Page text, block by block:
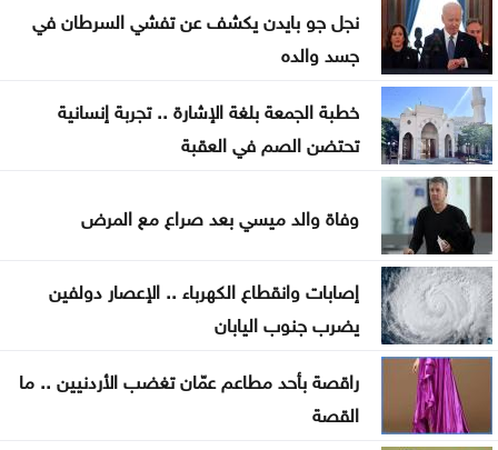
تجارة عمّان: أسعار المستلزمات المدرسية مستقرة
ومتوافرة بكثرة
مليوناً
تحذيرات أمنية من مواكب المركبات بالتزامن مع إعلان
نتائج التوجيهي
جيش الاحتلال يواصل نسف المنازل واستهداف خيام
النازحين بغزة
الاحتلال يوسّع الاستيطان بإقرار 627 وحدة جديدة برام
الله والبيرة
نجل جو بايدن يكشف عن تفشي السرطان في
جسد والده
خطبة الجمعة بلغة الإشارة .. تجربة إنسانية
تحتضن الصم في العقبة
وفاة والد ميسي بعد صراع مع المرض
إصابات وانقطاع الكهرباء .. الإعصار دولفين
يضرب جنوب اليابان
راقصة بأحد مطاعم عمّان تغضب الأردنيين .. ما
القصة